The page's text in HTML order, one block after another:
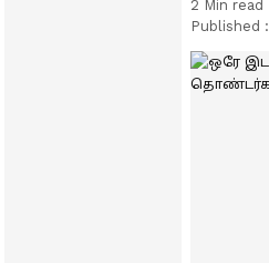
2 Min read
Published :